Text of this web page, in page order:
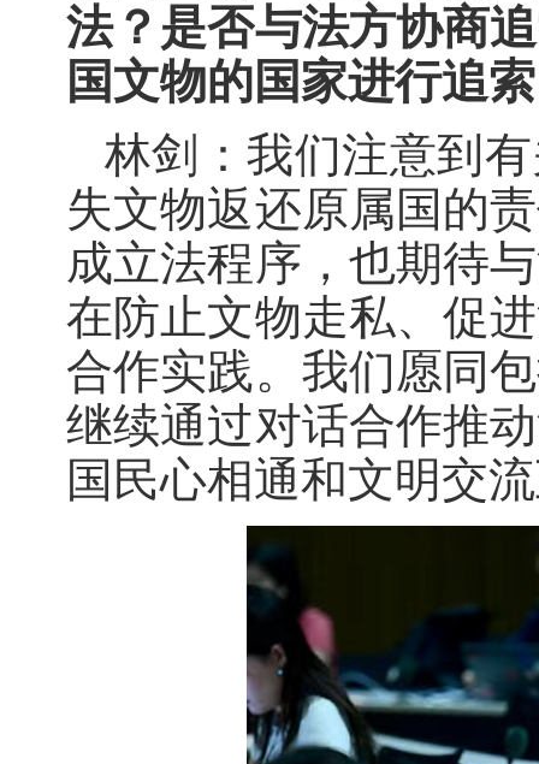
法？是否与法方协商
国文物的国家进行追
林剑：我们注意到
失文物返还原属国的
成立法程序，也期待
在防止文物走私、促
合作实践。我们愿同
继续通过对话合作推
国民心相通和文明交